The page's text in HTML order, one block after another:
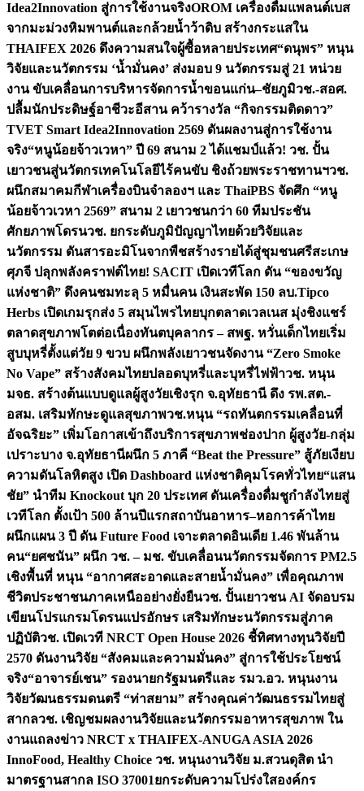
Idea2Innovation สู่การใช้งานจริงOROM เครื่องดื่มแพลนต์เบส
จากมะม่วงหิมพานต์และกล้วยน้ำว้าดิบ สร้างกระแสใน
THAIFEX 2026 ดึงความสนใจผู้ซื้อหลายประเทศ“ดนุพร” หนุน
วิจัยและนวัตกรรม ‘น้ำมั่นคง’ ส่งมอบ 9 นวัตกรรมสู่ 21 หน่วย
งาน ขับเคลื่อนการบริหารจัดการน้ำขอนแก่น–ชัยภูมิวช.-สอศ.
ปลื้มนักประดิษฐ์อาชีวะอีสาน คว้ารางวัล “กิจกรรมติดดาว”
TVET Smart Idea2Innovation 2569 ดันผลงานสู่การใช้งาน
จริง“หนูน้อยจ้าวเวหา” ปี 69 สนาม 2 ได้แชมป์แล้ว! วช. ปั้น
เยาวชนสู่นวัตกรเทคโนโลยีไร้คนขับ ชิงถ้วยพระราชทานฯวช.
ผนึกสมาคมกีฬาเครื่องบินจำลองฯ และ ThaiPBS จัดศึก “หนู
น้อยจ้าวเวหา 2569” สนาม 2 เยาวชนกว่า 60 ทีมประชัน
ศักยภาพโดรนวช. ยกระดับภูมิปัญญาไทยด้วยวิจัยและ
นวัตกรรม ดันสารอะมิโนจากพืชสร้างรายได้สู่ชุมชนศรีสะเกษ
ศุภจี ปลุกพลังคราฟต์ไทย! SACIT เปิดเวทีโลก ดัน “ของขวัญ
แห่งชาติ” ดึงคนชมทะลุ 5 หมื่นคน เงินสะพัด 150 ลบ.Tipco
Herbs เปิดเกมรุกส่ง 5 สมุนไพรไทยบุกตลาดเวลเนส มุ่งชิงแชร์
ตลาดสุขภาพโตต่อเนื่องทันตบุคลากร – สพฐ. หวั่นเด็กไทยเริ่ม
สูบบุหรี่ตั้งแต่วัย 9 ขวบ ผนึกพลังเยาวชนจัดงาน “Zero Smoke
No Vape” สร้างสังคมไทยปลอดบุหรี่และบุหรี่ไฟฟ้าวช. หนุน
มจธ. สร้างต้นแบบดูแลผู้สูงวัยเชิงรุก จ.อุทัยธานี ดึง รพ.สต.-
อสม. เสริมทักษะดูแลสุขภาพวช.หนุน “รถทันตกรรมเคลื่อนที่
อัจฉริยะ” เพิ่มโอกาสเข้าถึงบริการสุขภาพช่องปาก ผู้สูงวัย-กลุ่ม
เปราะบาง จ.อุทัยธานีผนึก 5 ภาคี “Beat the Pressure” สู้ภัยเงียบ
ความดันโลหิตสูง เปิด Dashboard แห่งชาติคุมโรคทั่วไทย“แสน
ชัย” นำทีม Knockout บุก 20 ประเทศ ดันเครื่องดื่มชูกำลังไทยสู่
เวทีโลก ตั้งเป้า 500 ล้านปีแรกสถาบันอาหาร–หอการค้าไทย
ผนึกแผน 3 ปี ดัน Future Food เจาะตลาดอินเดีย 1.46 พันล้าน
คน“ยศชนัน” ผนึก วช. – มช. ขับเคลื่อนนวัตกรรมจัดการ PM2.5
เชิงพื้นที่ หนุน “อากาศสะอาดและสายน้ำมั่นคง” เพื่อคุณภาพ
ชีวิตประชาชนภาคเหนืออย่างยั่งยืนวช. ปั้นเยาวชน AI จัดอบรม
เขียนโปรแกรมโดรนแปรอักษร เสริมทักษะนวัตกรรมสู่ภาค
ปฏิบัติวช. เปิดเวที NRCT Open House 2026 ชี้ทิศทางทุนวิจัยปี
2570 ดันงานวิจัย “สังคมและความมั่นคง” สู่การใช้ประโยชน์
จริง“อาจารย์เชน” รองนายกรัฐมนตรีและ รมว.อว. หนุนงาน
วิจัยวัฒนธรรมดนตรี “ท่าสยาม” สร้างคุณค่าวัฒนธรรมไทยสู่
สากลวช. เชิญชมผลงานวิจัยและนวัตกรรมอาหารสุขภาพ ใน
งานแถลงข่าว NRCT x THAIFEX-ANUGA ASIA 2026
InnoFood, Healthy Choice วช. หนุนงานวิจัย ม.สวนดุสิต นำ
มาตรฐานสากล ISO 37001ยกระดับความโปร่งใสองค์กร